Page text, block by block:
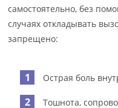
самостоятельно, без
случаях откладывать
запрещено:
Острая боль
Тошнота,